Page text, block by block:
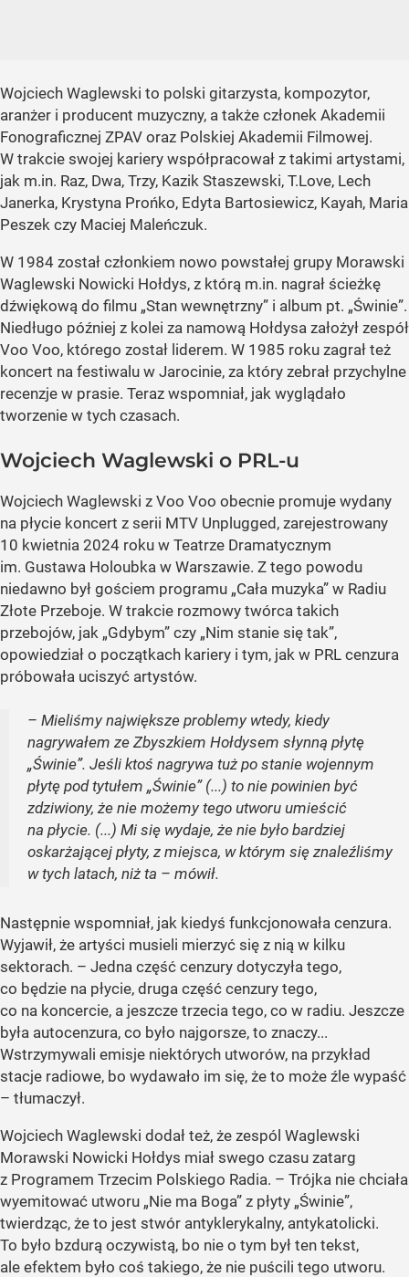
Wojciech Waglewski to polski gitarzysta, kompozytor,
aranżer i producent muzyczny, a także członek Akademii
Fonograficznej ZPAV oraz Polskiej Akademii Filmowej.
W trakcie swojej kariery współpracował z takimi artystami,
jak m.in. Raz, Dwa, Trzy, Kazik Staszewski, T.Love, Lech
Janerka, Krystyna Prońko, Edyta Bartosiewicz, Kayah, Maria
Peszek czy Maciej Maleńczuk.
W 1984 został członkiem nowo powstałej grupy Morawski
Waglewski Nowicki Hołdys, z którą m.in. nagrał ścieżkę
dźwiękową do filmu „Stan wewnętrzny” i album pt. „Świnie”.
Niedługo później z kolei za namową Hołdysa założył zespół
Voo Voo, którego został liderem. W 1985 roku zagrał też
koncert na festiwalu w Jarocinie, za który zebrał przychylne
recenzje w prasie. Teraz wspomniał, jak wyglądało
tworzenie w tych czasach.
Wojciech Waglewski o PRL-u
Wojciech Waglewski z Voo Voo obecnie promuje wydany
na płycie koncert z serii MTV Unplugged, zarejestrowany
10 kwietnia 2024 roku w Teatrze Dramatycznym
im. Gustawa Holoubka w Warszawie. Z tego powodu
niedawno był gościem programu „Cała muzyka” w Radiu
Złote Przeboje. W trakcie rozmowy twórca takich
przebojów, jak „Gdybym” czy „Nim stanie się tak”,
opowiedział o początkach kariery i tym, jak w PRL cenzura
próbowała uciszyć artystów.
– Mieliśmy największe problemy wtedy, kiedy
nagrywałem ze Zbyszkiem Hołdysem słynną płytę
„Świnie”. Jeśli ktoś nagrywa tuż po stanie wojennym
płytę pod tytułem „Świnie” (...) to nie powinien być
zdziwiony, że nie możemy tego utworu umieścić
na płycie. (...) Mi się wydaje, że nie było bardziej
oskarżającej płyty, z miejsca, w którym się znaleźliśmy
w tych latach, niż ta – mówił.
Następnie wspomniał, jak kiedyś funkcjonowała cenzura.
Wyjawił, że artyści musieli mierzyć się z nią w kilku
sektorach. – Jedna część cenzury dotyczyła tego,
co będzie na płycie, druga część cenzury tego,
co na koncercie, a jeszcze trzecia tego, co w radiu. Jeszcze
była autocenzura, co było najgorsze, to znaczy...
Wstrzymywali emisje niektórych utworów, na przykład
stacje radiowe, bo wydawało im się, że to może źle wypaść
– tłumaczył.
Wojciech Waglewski dodał też, że zespól Waglewski
Morawski Nowicki Hołdys miał swego czasu zatarg
z Programem Trzecim Polskiego Radia. – Trójka nie chciała
wyemitować utworu „Nie ma Boga” z płyty „Świnie”,
twierdząc, że to jest stwór antyklerykalny, antykatolicki.
To było bzdurą oczywistą, bo nie o tym był ten tekst,
ale efektem było coś takiego, że nie puścili tego utworu.